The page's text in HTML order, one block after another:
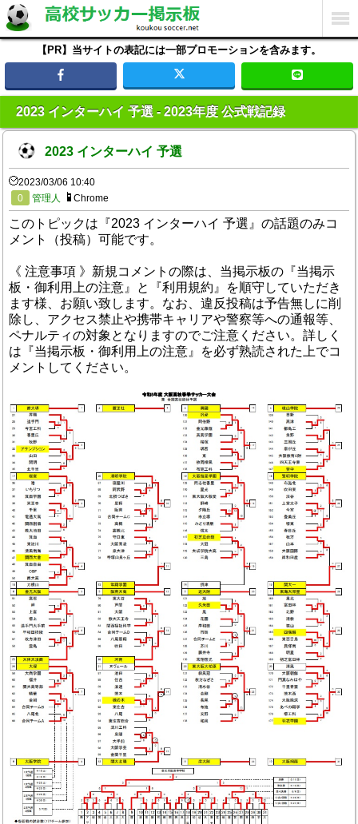
【PR】当サイトの表記には一部プロモーションを含みます。
2023 インターハイ 予選 - 2023年度 公式戦記録
2023 インターハイ 予選
2023/03/06 10:40
0
管理人 Chrome
このトピックは『2023 インターハイ 予選』の話題のみコ
メント（投稿）可能です。
《 注意事項 》新規コメントの際は、当掲示板の『当掲示
板・御利用上の注意』と『利用規約』を順守していただき
ます様、お願い致します。なお、違反投稿は予告無しに削
除し、アクセス禁止や携帯キャリアや警察等への通報等、
ペナルティの対象となりますのでご注意ください。詳しく
は『当掲示板・御利用上の注意』を必ず熟読された上でコ
メントしてください。